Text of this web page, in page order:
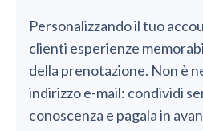
Personalizzando il tuo
clienti esperienze
della prenotazione. Non è
indirizzo e-mail: condividi
conoscenza e pagala in